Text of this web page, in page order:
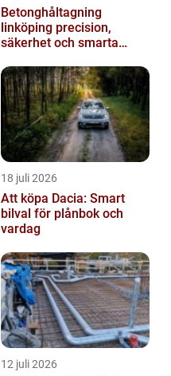
Betonghåltagning
linköping precision,
säkerhet och smarta
18 juli 2026
Att köpa Dacia: Smart
bilval för plånbok och
vardag
12 juli 2026